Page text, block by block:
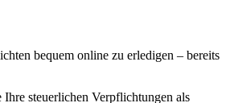
bequem online zu erledigen – bereits
Ihre steuerlichen Verpflichtungen als